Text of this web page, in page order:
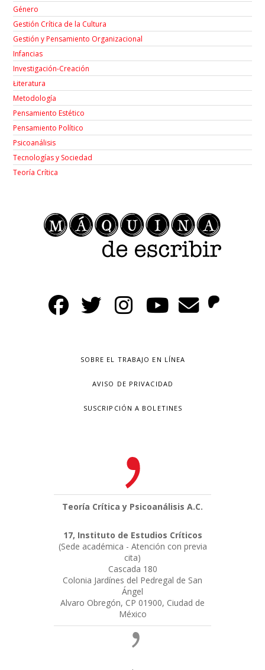
Género
Gestión Crítica de la Cultura
Gestión y Pensamiento Organizacional
Infancias
Investigación-Creación
Łiteratura
Metodología
Pensamiento Estético
Pensamiento Político
Psicoanálisis
Tecnologías y Sociedad
Teoría Crítica
SOBRE EL TRABAJO EN LÍNEA
AVISO DE PRIVACIDAD
SUSCRIPCIÓN A BOLETINES
Teoría Crítica y Psicoanálisis A.C.
17, Instituto de Estudios Críticos
(Sede académica - Atención con previa
cita)
Cascada 180
Colonia Jardínes del Pedregal de San
Ángel
Alvaro Obregón, CP 01900, Ciudad de
México